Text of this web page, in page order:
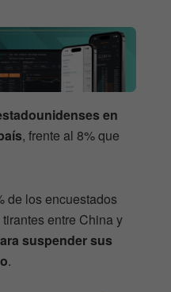
en
, frente al 8% que
de los encuestados
entre China y
suspender sus
.